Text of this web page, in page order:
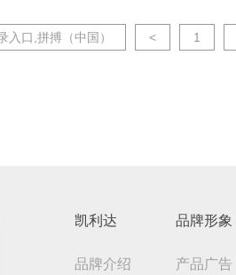
入口,拼搏（中国） < 1
品牌形象
产品广告
凯利达
品牌介绍